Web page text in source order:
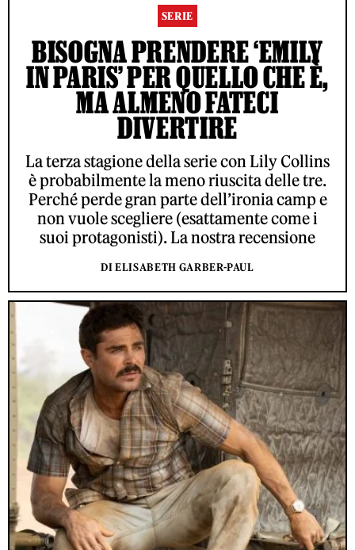
SERIE
BISOGNA PRENDERE ‘EMILY
IN PARIS’ PER QUELLO CHE È,
MA ALMENO FATECI
DIVERTIRE
La terza stagione della serie con Lily Collins
è probabilmente la meno riuscita delle tre.
Perché perde gran parte dell’ironia camp e
non vuole scegliere (esattamente come i
suoi protagonisti). La nostra recensione
DI ELISABETH GARBER-PAUL